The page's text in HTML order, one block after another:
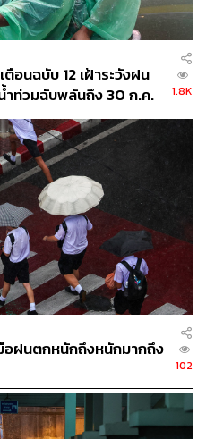
35
AUTHOR
TEAM
การ THE STANDARD
PHOTOGRAPHER
ต
อนฉบับ 12 เฝ้าระวังฝน
ท่วมฉับพลันถึง 30 ก.ค.
1.8K
อฝนตกหนักถึงหนักมากถึง
102